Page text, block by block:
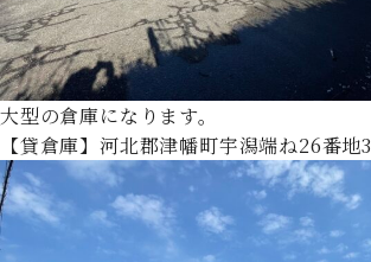
大型の倉庫になります。
【貸倉庫】河北郡津幡町宇潟端ね26番地3